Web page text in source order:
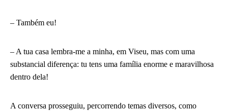
– Também eu!
– A tua casa lembra-me a minha, em Viseu, mas com uma
substancial diferença: tu tens uma família enorme e maravilhosa
dentro dela!
A conversa prosseguiu, percorrendo temas diversos, como